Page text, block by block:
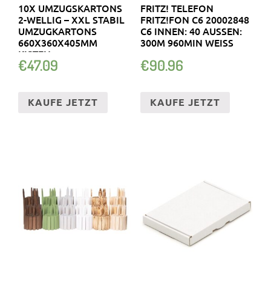
10X UMZUGSKARTONS
2-WELLIG – XXL STABIL
UMZUGKARTONS
660X360X405MM
KISTEN
€47.09
KAUFE JETZT
FRITZ! TELEFON
FRITZ!FON C6 20002848
C6 INNEN: 40 AUSSEN: 3
00M 960MIN WEISS
€90.96
KAUFE JETZT